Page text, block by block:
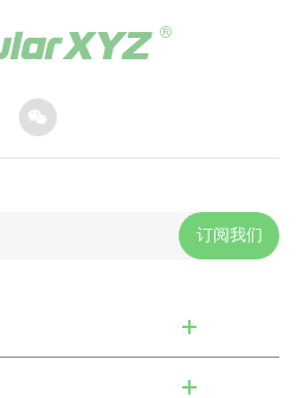
订阅我们